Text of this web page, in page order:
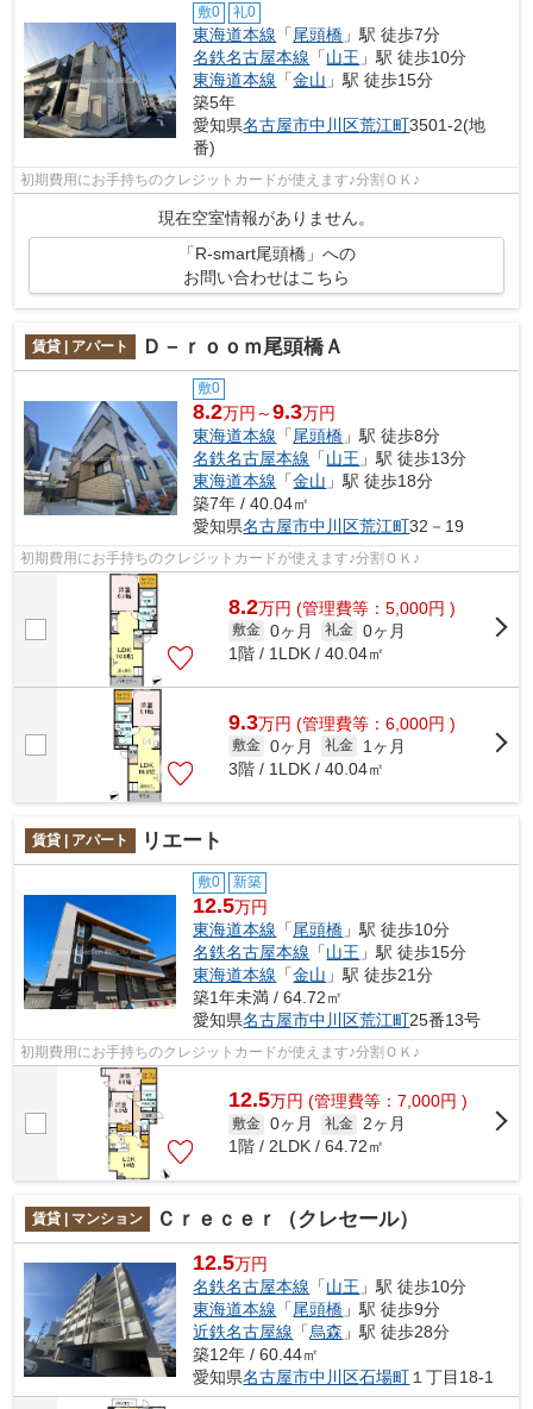
敷0 礼0
東海道本線 「尾頭橋 」駅 徒歩7分
名鉄名古屋本線 「山王 」駅 徒歩10分
東海道本線 「金山 」駅 徒歩15分
築5年
愛知県名古屋市中川区荒江町3501-2(地
番)
初期費用にお手持ちのクレジットカードが使えます♪分割ＯＫ♪
現在空室情報がありません。
「R-smart尾頭橋」への
お問い合わせはこちら
賃貸 | アパート Ｄ－ｒｏｏｍ尾頭橋Ａ
敷0
8.2万円～9.3万円
東海道本線 「尾頭橋 」駅 徒歩8分
名鉄名古屋本線 「山王 」駅 徒歩13分
東海道本線 「金山 」駅 徒歩18分
築7年 / 40.04㎡
愛知県名古屋市中川区荒江町32－19
初期費用にお手持ちのクレジットカードが使えます♪分割ＯＫ♪
8.2万円 (管理費等：5,000円 )
敷金 0ヶ月 礼金 0ヶ月
1階 / 1LDK / 40.04㎡
9.3万円 (管理費等：6,000円 )
敷金 0ヶ月 礼金
1ヶ月
3階 / 1LDK / 40.04㎡
賃貸 | アパート リエート
敷0 新築
12.5万円
東海道本線 「尾頭橋 」駅 徒歩10分
名鉄名古屋本線 「山王 」駅 徒歩15分
東海道本線 「金山 」駅 徒歩21分
築1年未満 / 64.72㎡
愛知県名古屋市中川区荒江町25番13号
初期費用にお手持ちのクレジットカードが使えます♪分割ＯＫ♪
12.5万円 (管理費等：7,000円 )
敷金 0ヶ月 礼金 2ヶ月
1階 / 2LDK / 64.72㎡
賃貸 | マンション Ｃｒｅｃｅｒ（クレセール）
12.5万円
名鉄名古屋本線 「山王 」駅 徒歩10分
東海道本線 「尾頭橋 」駅 徒歩9分
近鉄名古屋線 「烏森 」駅 徒歩28分
築12年 / 60.44㎡
愛知県名古屋市中川区石場町 １丁目18-1